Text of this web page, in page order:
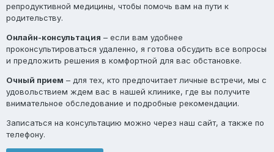
репродуктивной медицины, чтобы помочь вам на пути к
родительству.
Онлайн-консультация – если вам удобнее
проконсультироваться удаленно, я готова обсудить все вопросы
и предложить решения в комфортной для вас обстановке.
Очный прием – для тех, кто предпочитает личные встречи, мы с
удовольствием ждем вас в нашей клинике, где вы получите
внимательное обследование и подробные рекомендации.
Записаться на консультацию можно через наш сайт, а также по
телефону.